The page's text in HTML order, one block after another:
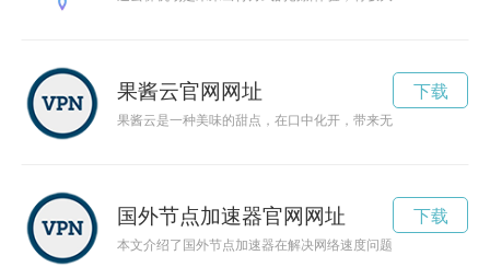
果酱云官网网址
果酱云是一种美味的甜点，在口中化开，带来无尽的甜蜜和幸
下载
国外节点加速器官网网址
本文介绍了国外节点加速器在解决网络速度问题方面的优势和
下载